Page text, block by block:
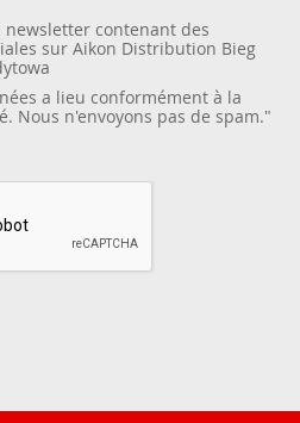
newsletter contenant des
sur Aikon Distribution Bieg
a lieu conformément à la
. Nous n'envoyons pas de spam."